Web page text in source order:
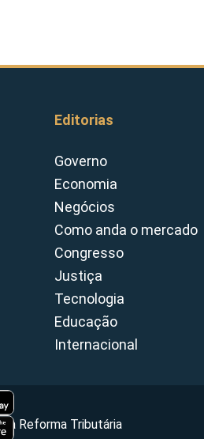
Editorias
Governo
Economia
Negócios
Como anda o mercado
Congresso
Justiça
Tecnologia
Educação
Internacional
Reforma Tributária